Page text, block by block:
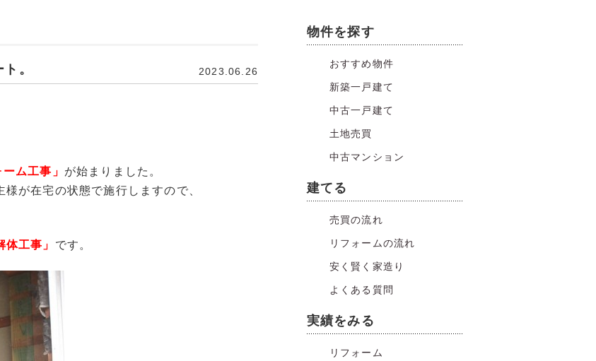
2023.06.26
。
ーム工事」 が始まりました。
が在宅の状態で施行しますので、
体工事」 です。
物件を探す
おすすめ物件
新築一戸建て
中古一戸建て
土地売買
中古マンション
建てる
売買の流れ
リフォームの流れ
安く賢く家造り
よくある質問
実績をみる
リフォーム